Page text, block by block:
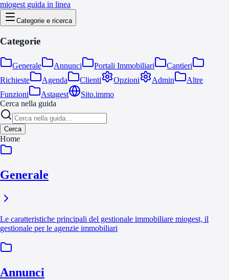
miogest guida in linea
Categorie e ricerca
Categorie
Generale Annunci Portali Immobiliari
Cantieri
Richieste
Agenda Clienti Opzioni Admin
Altre
Funzioni
Astagest
Sito.immo
Cerca nella guida
Cerca
Home
Generale
Le caratteristiche principali del gestionale immobiliare miogest, il
gestionale per le agenzie immobiliari
Annunci